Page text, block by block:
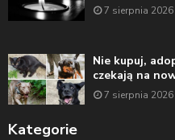
7 sierpnia 2026
Nie kupuj,
czekają na
7 sierpnia 2026
Kategorie